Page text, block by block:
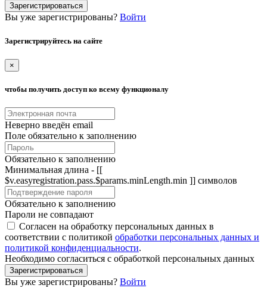
Зарегистрироваться
Вы уже зарегистрированы? Войти
Зарегистрируйтесь на сайте
×
чтобы получить доступ ко всему функционалу
Неверно введён email
Поле обязательно к заполнению
Обязательно к заполнению
Минимальная длина - [[
$v.easyregistration.pass.$params.minLength.min ]] символов
Обязательно к заполнению
Пароли не совпадают
Согласен на обработку персональных данных в
соответствии с политикой обработки персональных данных и
политикой конфиденциальности.
Необходимо согласиться с обработкой персональных данных
Зарегистрироваться
Вы уже зарегистрированы? Войти